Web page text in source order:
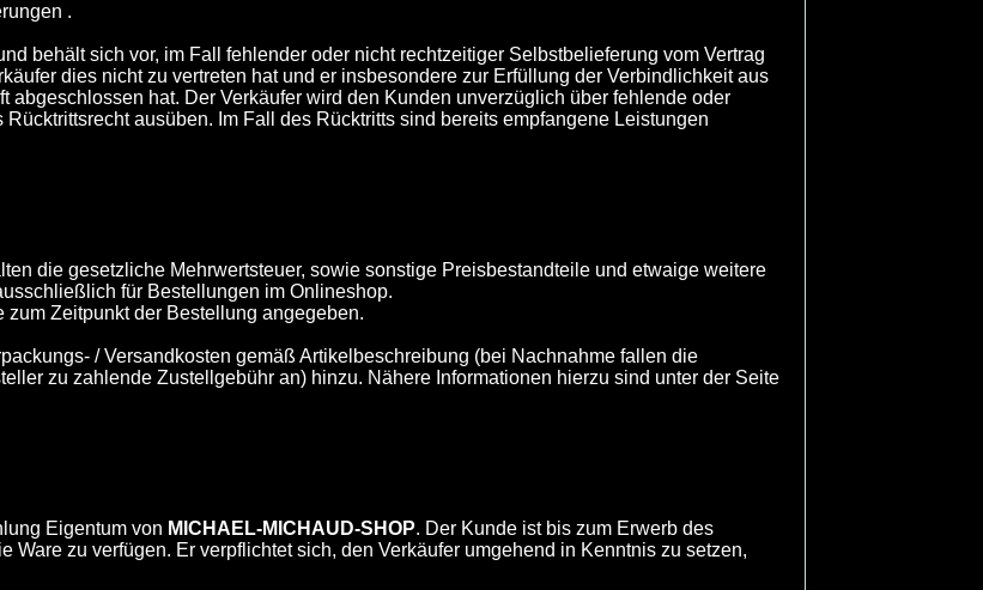
.
behält sich vor, im Fall fehlender oder nicht rechtzeitiger Selbstbelieferung vom Vertrag
dies nicht zu vertreten hat und er insbesondere zur Erfüllung der Verbindlichkeit aus
abgeschlossen hat. Der Verkäufer wird den Kunden unverzüglich über fehlende oder
ausüben. Im Fall des Rücktritts sind bereits empfangene Leistungen
die gesetzliche Mehrwertsteuer, sowie sonstige Preisbestandteile und etwaige weitere
für Bestellungen im Onlineshop.
Zeitpunkt der Bestellung angegeben.
/ Versandkosten gemäß Artikelbeschreibung (bei Nachnahme fallen die
zu zahlende Zustellgebühr an) hinzu. Nähere Informationen hierzu sind unter der Seite
Eigentum von MICHAEL-MICHAUD-SHOP. Der Kunde ist bis zum Erwerb des
Ware zu verfügen. Er verpflichtet sich, den Verkäufer umgehend in Kenntnis zu setzen,